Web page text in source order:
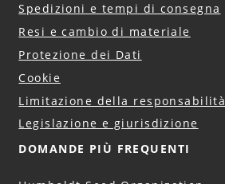
Spedizioni e tempi di consegna
Resi e cambio di materiale
Protezione dei Dati
Cookie
Limitazione della responsabilità
Legislazione e giurisdizione
DOMANDE PIÙ FREQUENTI